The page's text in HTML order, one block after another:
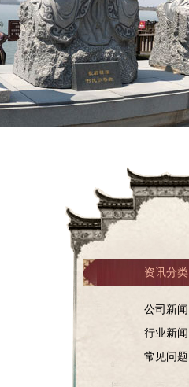
资讯分类
公司新闻
行业新闻
常见问题